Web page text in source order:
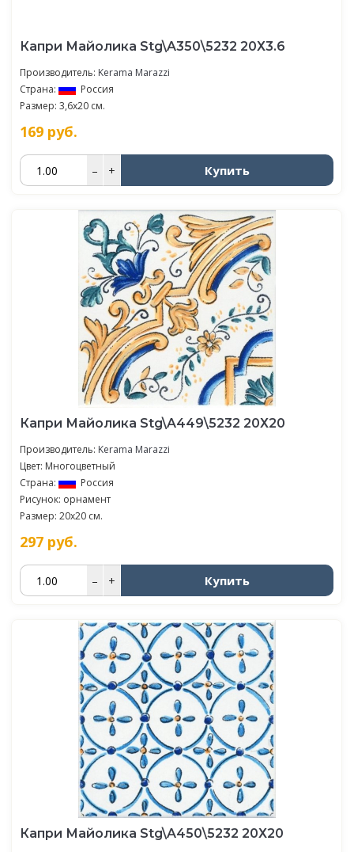
Капри Майолика Stg\A350\5232 20Х3.6
Производитель: Kerama Marazzi
Страна:
Россия
Размер: 3,6x20 см.
169 руб.
– + Купить
Капри Майолика Stg\A449\5232 20Х20
Производитель: Kerama Marazzi
Цвет: Многоцветный
Страна:
Россия
Рисунок: орнамент
Размер: 20x20 см.
297 руб.
– + Купить
Капри Майолика Stg\A450\5232 20Х20